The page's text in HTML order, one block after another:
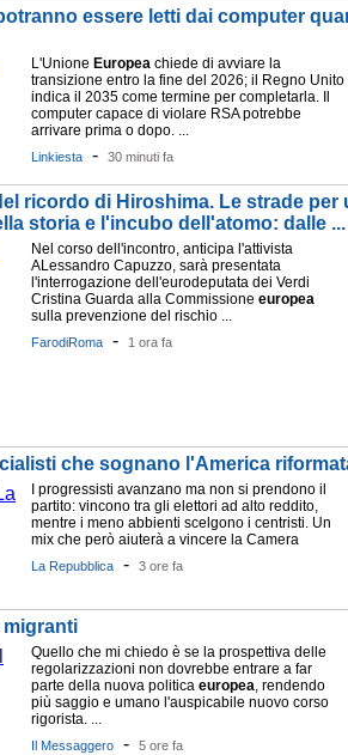
essere letti dai computer
L'Unione Europea chiede di avviare la
transizione entro la fine del 2026; il Regno Unito
indica il 2035 come termine per completarla. Il
computer capace di violare RSA potrebbe
arrivare prima o dopo. ...
Linkiesta - 30 minuti fa
ricordo di Hiroshima. Le strade per
storia e l'incubo dell'atomo: dalle ...
Nel corso dell'incontro, anticipa l'attivista
ALessandro Capuzzo, sarà presentata
l'interrogazione dell'eurodeputata dei Verdi
Cristina Guarda alla Commissione europea
sulla prevenzione del rischio ...
FarodiRoma - 1 ora fa
che sognano l'America
I progressisti avanzano ma non si prendono il
partito: vincono tra gli elettori ad alto reddito,
mentre i meno abbienti scelgono i centristi. Un
mix che però aiuterà a vincere la Camera
La Repubblica - 3 ore fa
migranti
Quello che mi chiedo è se la prospettiva delle
regolarizzazioni non dovrebbe entrare a far
parte della nuova politica europea, rendendo
più saggio e umano l'auspicabile nuovo corso
rigorista. ...
Il Messaggero - 5 ore fa